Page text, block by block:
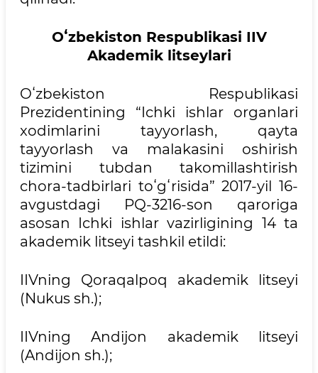
Oʻzbekiston Respublikasi IIV
Akademik litseylari
Oʻzbekiston Respublikasi
Prezidentining “Ichki ishlar organlari
xodimlarini tayyorlash, qayta
tayyorlash va malakasini oshirish
tizimini tubdan takomillashtirish
chora-tadbirlari toʻgʻrisida” 2017-yil 16-
avgustdagi PQ-3216-son qaroriga
asosan Ichki ishlar vazirligining 14 ta
akademik litseyi tashkil etildi:
IIVning Qoraqalpoq akademik litseyi
(Nukus sh.);
IIVning Andijon akademik litseyi
(Andijon sh.);